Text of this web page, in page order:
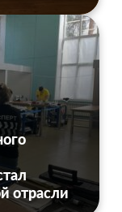
отрасли